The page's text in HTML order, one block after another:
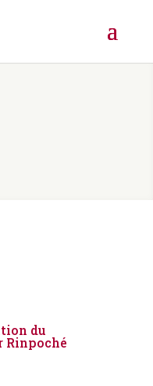
du
Rinpoché